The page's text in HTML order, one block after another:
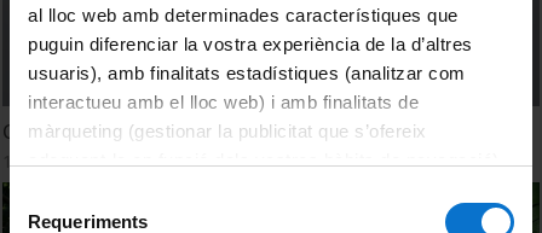
al lloc web amb determinades característiques que
puguin diferenciar la vostra experiència de la d’altres
usuaris), amb finalitats estadístiques (analitzar com
interactueu amb el lloc web) i amb finalitats de
màrqueting (gestionar la publicitat que s’ofereix
consultar laPolítica de galetes del lloc web de la
Requeriments
Cursos d'aranès a la Universitat de Barcelona 2024-2025
1 juliol, 2024